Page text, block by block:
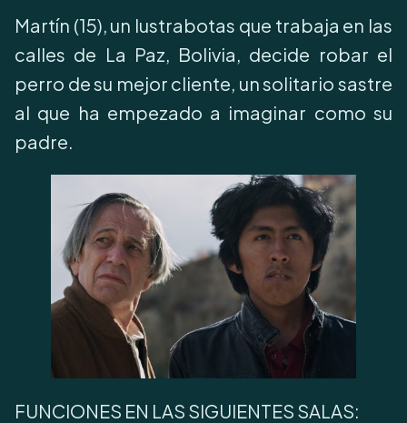
Martín (15), un lustrabotas que trabaja en las
calles de La Paz, Bolivia, decide robar el
perro de su mejor cliente, un solitario sastre
al que ha empezado a imaginar como su
padre.
FUNCIONES EN LAS SIGUIENTES SALAS: